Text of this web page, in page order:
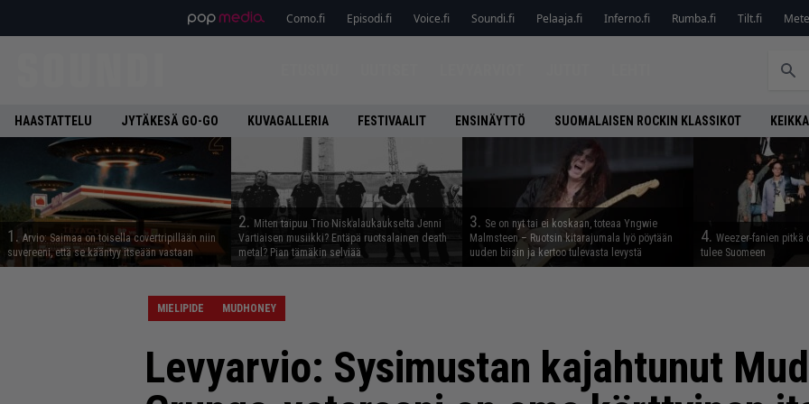
Como.fi Episodi.fi Voice.fi Soundi.fi Pelaaja.fi Inferno.fi Rumba.fi Tilt.fi
HAASTATTELU JYTÄKESÄ GO-GO KUVAGALLERIA FESTIVAALIT ENSINÄYTTÖ SUOMALAISEN ROCKIN KLASSIKOT KEIKKA
1. Arvio: Saimaa on toisella covertripillään niin
suvereeni, että se kääntyy itseään vastaan
2. Miten taipuu Trio Niskalaukaukselta Jenni
Vartiaisen musiikki? Entäpä ruotsalainen death
metal? Pian tämäkin selviää
3. Se on nyt tai ei koskaan, toteaa Yngwie
Malmsteen – Ruotsin kitarajumala lyö pöytään
uuden biisin ja kertoo tulevasta levystä
4. Weezer-fanien pitkä
tulee Suomeen
MIELIPIDE MUDHONEY
Levyarvio: Sysimustan kajahtunut